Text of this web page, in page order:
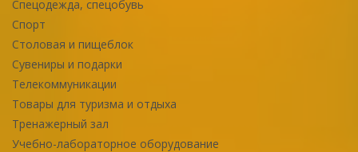
Спецодежда, спецобувь
Спорт
Столовая и пищеблок
Сувениры и подарки
Телекоммуникации
Товары для туризма и отдыха
Тренажерный зал
Учебно-лабораторное оборудование